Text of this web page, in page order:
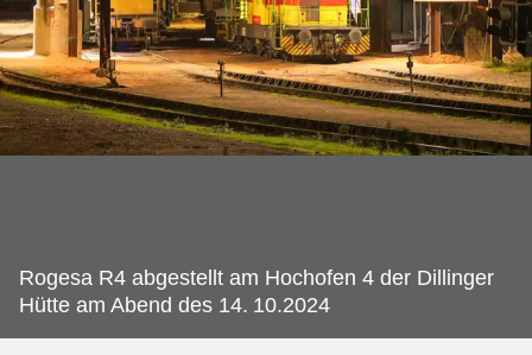
Rogesa R4 abgestellt am Hochofen 4 der Dillinger
Hütte am Abend des 14. 10.2024